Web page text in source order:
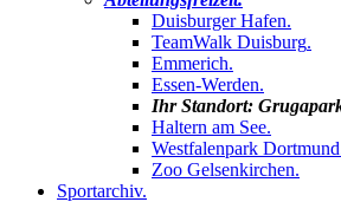
Duisburger Hafen.
TeamWalk Duisburg.
Emmerich.
Essen-Werden.
Ihr Standort:
Haltern am See.
Westfalenpark Dortmund
Zoo Gelsenkirchen.
Sportarchiv.